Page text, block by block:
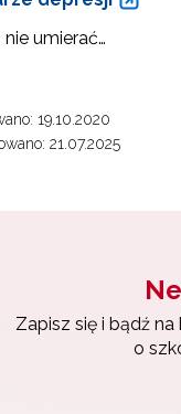
nie umierać…
19.10.2020
21.07.2025
Zapisz się i bądź
o